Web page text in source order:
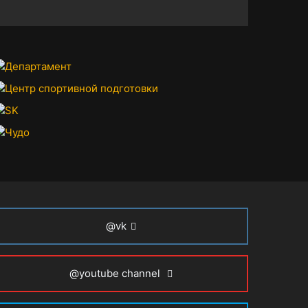
@vk
@youtube channel